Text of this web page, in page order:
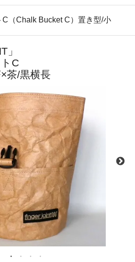
（Chalk Bucket C）置き型/小
」
C
茶/黒横長